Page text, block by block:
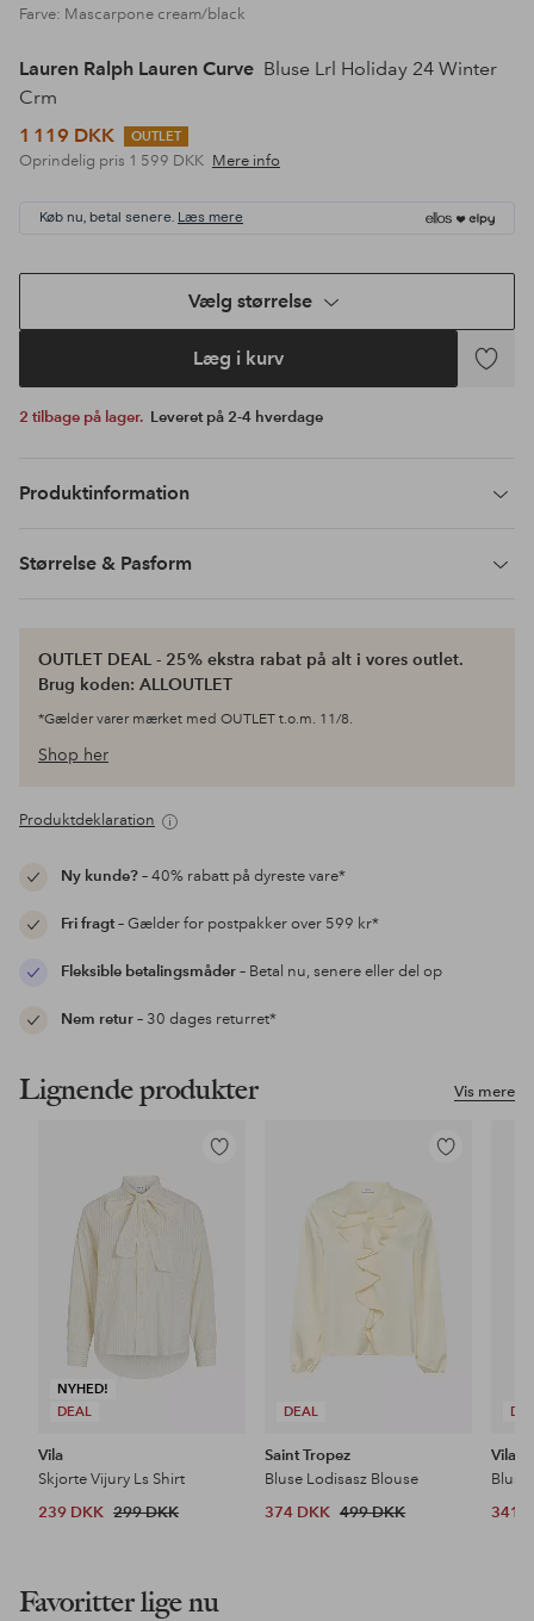
Farve: Mascarpone cream/black
Lauren Ralph Lauren Curve Bluse Lrl Holiday 24 Winter
Crm
1 119 DKK
OUTLET
Oprindelig pris 1 599 DKK Mere info
Køb nu, betal senere. Læs mere
Vælg størrelse
Læg i kurv
Tilføj
2 tilbage på lager. Leveret på 2-4 hverdage
Produktinformation
Størrelse & Pasform
OUTLET DEAL - 25% ekstra rabat på alt i vores outlet.
Brug koden: ALLOUTLET
*Gælder varer mærket med OUTLET t.o.m. 11/8.
Shop her
Produktdeklaration
Ny kunde?– 40% rabatt på dyreste vare*
Fri fragt– Gælder for postpakker over 599 kr*
Fleksible betalingsmåder– Betal nu, senere eller del op
Nem retur– 30 dages returret*
Vis mere
Lignende produkter
NYHED!
DEAL
Tilføj
Vila
Skjorte Vijury Ls Shirt
239 DKK 299 DKK
DEAL
Tilføj
Saint Tropez
Bluse Lodisasz Blouse
374 DKK 499 DKK
Vila
341
Favoritter lige nu